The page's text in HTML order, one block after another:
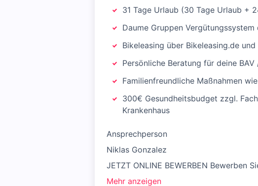
31 Tage Urlaub (30 Tage Urlaub +
Daume Gruppen
Bikeleasing über Bikeleasing.de
Persönliche Beratung für deine
Familienfreundliche Maßnahmen
300€ Gesundheitsbudget zzgl.
Krankenhaus
Ansprechperson
Niklas Gonzalez
JETZT ONLINE BEWERBEN Bewerben
Mehr anzeigen